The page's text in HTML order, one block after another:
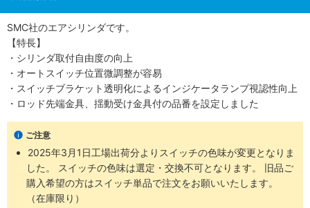
SMC社のエアシリンダです。
【特長】
・シリンダ取付自由度の向上
・オートスイッチ位置微調整が容易
・スイッチブラケット透明化によるインジケータランプ視認性向上
・ロッド先端金具、揺動受け金具付の品番を設定しました
ご注意
2025年3月1日工場出荷分よりスイッチの色味が変更となりま
した。 スイッチの色味は選定・交換不可となります。 旧品ご
購入希望の方はスイッチ単品で注文をお願いいたします。
（在庫限り）